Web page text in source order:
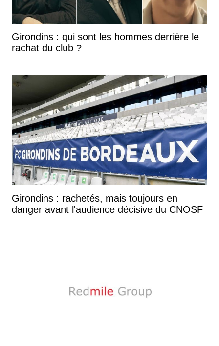
Girondins : qui sont les hommes derrière le
rachat du club ?
Girondins : rachetés, mais toujours en
danger avant l'audience décisive du CNOSF